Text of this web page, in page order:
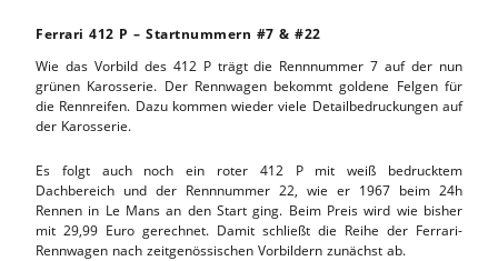
Ferrari 412 P – Startnummern #7 & #22
Wie das Vorbild des 412 P trägt die Rennnummer 7 auf der nun
grünen Karosserie. Der Rennwagen bekommt goldene Felgen für
die Rennreifen. Dazu kommen wieder viele Detailbedruckungen auf
der Karosserie.
Es folgt auch noch ein roter 412 P mit weiß bedrucktem
Dachbereich und der Rennnummer 22, wie er 1967 beim 24h
Rennen in Le Mans an den Start ging. Beim Preis wird wie bisher
mit 29,99 Euro gerechnet. Damit schließt die Reihe der Ferrari-
Rennwagen nach zeitgenössischen Vorbildern zunächst ab.